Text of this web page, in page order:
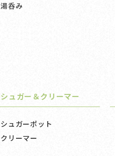
湯呑み
シュガー＆クリーマー
シュガーポット
クリーマー